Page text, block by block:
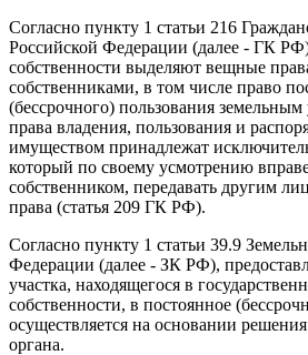
Согласно пункту 1 статьи 216
Российской Федерации (далее - ГК
собственности выделяют вещные
собственниками, в том числе право
(бессрочного) пользования
права владения, пользования и
имуществом принадлежат
который по своему усмотрению
собственником, передавать другим
права (статья 209 ГК РФ).
Согласно пункту 1 статьи 39.9
Федерации (далее - ЗК РФ),
участка, находящегося в
собственности, в постоянное
осуществляется на основании
органа.